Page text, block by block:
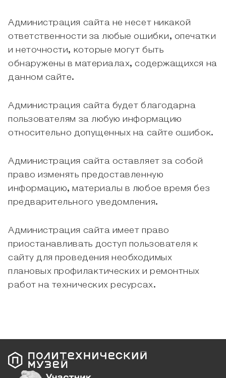
Администрация сайта не несет никакой
ответственности за любые ошибки, опечатки
и неточности, которые могут быть
обнаружены в материалах, содержащихся на
данном сайте.
Администрация сайта будет благодарна
пользователям за любую информацию
относительно допущенных на сайте ошибок.
Администрация сайта оставляет за собой
право изменять предоставленную
информацию, материалы в любое время без
предварительного уведомления.
Администрация сайта имеет право
приостанавливать доступ пользователя к
сайту для проведения необходимых
плановых профилактических и ремонтных
работ на технических ресурсах.